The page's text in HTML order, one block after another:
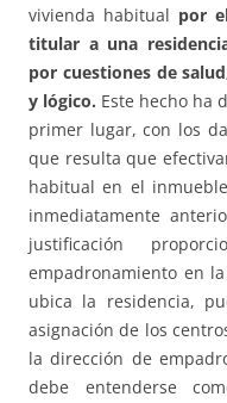
vivienda habitual por
titular a una
por cuestiones de
y lógico. Este hecho ha
primer lugar, con los
que resulta que
habitual en el
inmediatamente
justificación
empadronamiento en la
ubica la residencia,
asignación de los
la dirección de
debe entenderse